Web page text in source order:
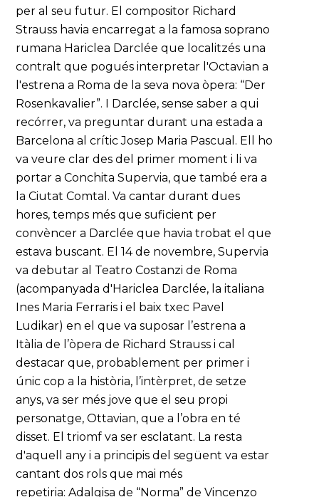
per al seu futur. El compositor Richard
Strauss havia encarregat a la famosa soprano
rumana Hariclea Darclée que localitzés una
contralt que pogués interpretar l'Octavian a
l'estrena a Roma de la seva nova òpera: “Der
Rosenkavalier”. I Darclée, sense saber a qui
recórrer, va preguntar durant una estada a
Barcelona al crític Josep Maria Pascual. Ell ho
va veure clar des del primer moment i li va
portar a Conchita Supervia, que també era a
la Ciutat Comtal. Va cantar durant dues
hores, temps més que suficient per
convèncer a Darclée que havia trobat el que
estava buscant. El 14 de novembre, Supervia
va debutar al Teatro Costanzi de Roma
(acompanyada d'Hariclea Darclée, la italiana
Ines Maria Ferraris i el baix txec Pavel
Ludikar) en el que va suposar l’estrena a
Itàlia de l’òpera de Richard Strauss i cal
destacar que, probablement per primer i
únic cop a la història, l’intèrpret, de setze
anys, va ser més jove que el seu propi
personatge, Ottavian, que a l’obra en té
disset. El triomf va ser esclatant. La resta
d'aquell any i a principis del següent va estar
cantant dos rols que mai més
repetiria: Adalgisa de “Norma” de Vincenzo